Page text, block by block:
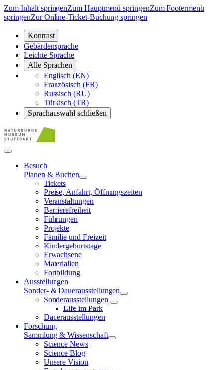
Zum Inhalt springenZum Hauptmenü springenZum Footermenü
springenZur Online-Ticket-Buchung springen
Kontrast
Gebärdensprache
Leichte Sprache
Alle Sprachen
Englisch (EN)
Französisch (FR)
Russisch (RU)
Türkisch (TR)
Sprachauswahl schließen
Besuch
Planen & Buchen
Tickets
Preise, Anfahrt, Öffnungszeiten
Veranstaltungen
Barrierefreiheit
Führungen
Projekte
Familie und Freizeit
Kindergeburtstage
Erwachsene
Materialien
Fortbildung
Ausstellungen
Sonder- & Dauerausstellungen
Sonderausstellungen
Life im Park
Dauerausstellungen
Forschung
Sammlung & Wissenschaft
Science News
Science Blog
Unsere Vision